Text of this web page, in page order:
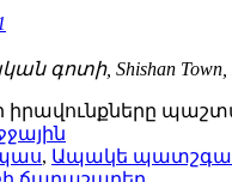
գոտի, Shishan Town,
իրավունքները
, Ապակե